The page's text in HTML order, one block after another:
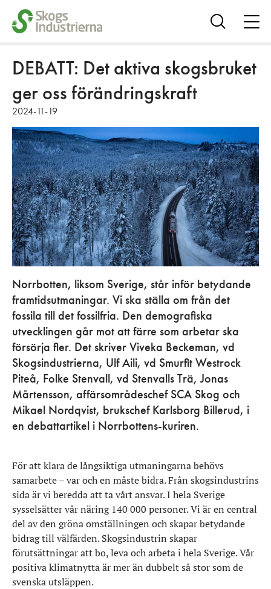
Visa
DEBATT: Det aktiva skogsbruket
ger oss förändringskraft
2024-11-19
Norrbotten, liksom Sverige, står inför betydande
framtidsutmaningar. Vi ska ställa om från det
fossila till det fossilfria. Den demografiska
utvecklingen går mot att färre som arbetar ska
försörja fler. Det skriver Viveka Beckeman, vd
Skogsindustrierna, Ulf Aili, vd Smurfit Westrock
Piteå, Folke Stenvall, vd Stenvalls Trä, Jonas
Mårtensson, affärsområdeschef SCA Skog och
Mikael Nordqvist, brukschef Karlsborg Billerud, i
en debattartikel i Norrbottens-kuriren.
För att klara de långsiktiga utmaningarna behövs
samarbete – var och en måste bidra. Från skogsindustrins
sida är vi beredda att ta vårt ansvar. I hela Sverige
sysselsätter vår näring 140 000 personer. Vi är en central
del av den gröna omställningen och skapar betydande
bidrag till välfärden. Skogsindustrin skapar
förutsättningar att bo, leva och arbeta i hela Sverige. Vår
positiva klimatnytta är mer än dubbelt så stor som de
svenska utsläppen.